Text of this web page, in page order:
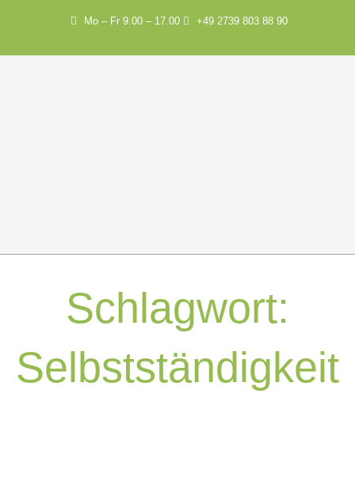
Mo – Fr 9.00 – 17.00 +49 2739 803 88 90
Schlagwort:
Selbstständigkeit